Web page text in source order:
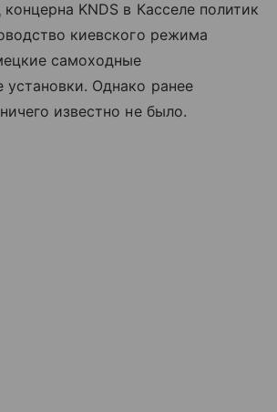
концерна KNDS в Касселе политик
киевского режима
самоходные
установки. Однако ранее
известно не было.